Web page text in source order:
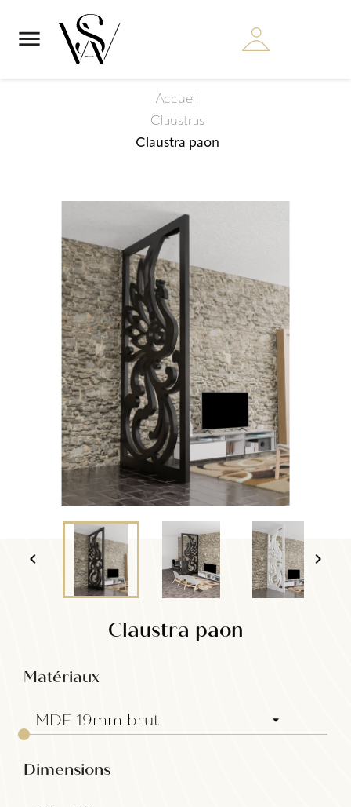

Accueil
Claustras
Claustra paon
 
Claustra paon
Matériaux
Dimensions